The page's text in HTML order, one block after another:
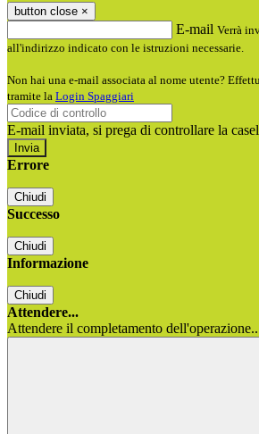
button close ×
E-mail Verrà
all'indirizzo indicato con le istruzioni necessarie.
Non hai una e-mail associata al nome utente?
tramite la Login Spaggiari
E-mail inviata, si prega di controllare la
Errore
Chiudi
Successo
Chiudi
Informazione
Chiudi
Attendere...
Attendere il completamento